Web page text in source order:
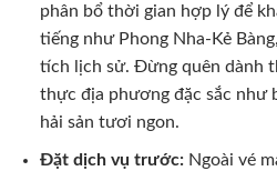
phân bổ thời gian hợp lý để
tiếng như Phong Nha-Kẻ
tích lịch sử. Đừng quên dành
thực địa phương đặc sắc như
hải sản tươi ngon.
Đặt dịch vụ trước:Ngoài vé